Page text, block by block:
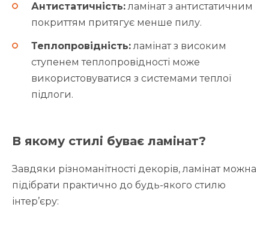
Антистатичність:ламінат з антистатичним
покриттям притягує менше пилу.
Теплопровідність: ламінат з високим
ступенем теплопровідності може
використовуватися з системами теплої
підлоги.
В якому стилі буває ламінат?
Завдяки різноманітності декорів, ламінат можна
підібрати практично до будь-якого стилю
інтер’єру: